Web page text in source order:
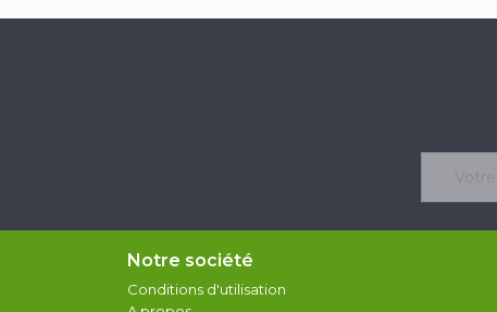
Notre société
Conditions d'utilisation